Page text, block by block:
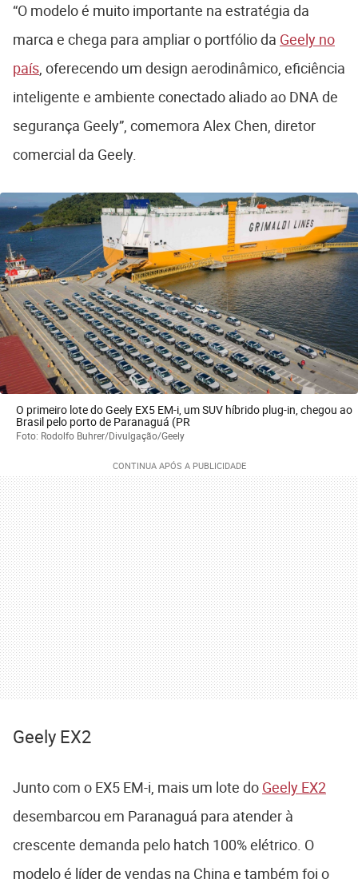
“O modelo é muito importante na estratégia da
marca e chega para ampliar o portfólio da Geely no
país, oferecendo um design aerodinâmico, eficiência
inteligente e ambiente conectado aliado ao DNA de
segurança Geely”, comemora Alex Chen, diretor
comercial da Geely.
O primeiro lote do Geely EX5 EM-i, um SUV híbrido plug-in, chegou ao
Brasil pelo porto de Paranaguá (PR
Foto: Rodolfo Buhrer/Divulgação/Geely
Geely EX2
Junto com o EX5 EM-i, mais um lote do Geely EX2
desembarcou em Paranaguá para atender à
crescente demanda pelo hatch 100% elétrico. O
modelo é líder de vendas na China e também foi o